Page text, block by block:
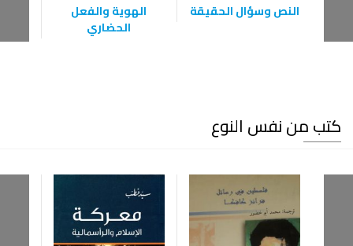
النص وسؤال الحقيقة
الهوية والفعل
الحضاري
كتب من نفس النوع